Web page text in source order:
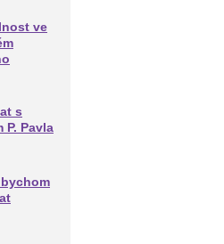
ve
s
P. Pavla
bychom